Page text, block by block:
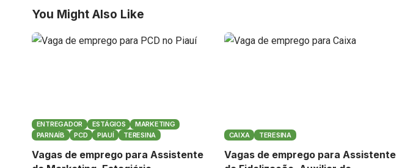
You Might Also Like
ENTREGADOR ESTÁGIOS
MARKETING
PARNAÍB
PCD PIAUÍ TERESINA
Vagas de emprego para Assistente
CAIXA TERESINA
Vagas de emprego para Assistente